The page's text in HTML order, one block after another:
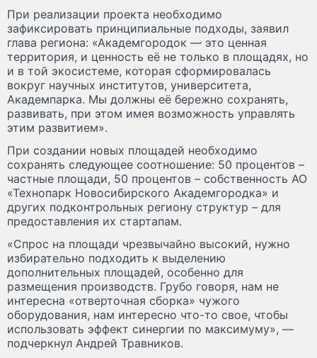
При реализации проекта необходимо
зафиксировать принципиальные подходы, заявил
глава региона: «Академгородок — это ценная
территория, и ценность её не только в площадях, но
и в той экосистеме, которая сформировалась
вокруг научных институтов, университета,
Академпарка. Мы должны её бережно сохранять,
развивать, при этом имея возможность управлять
этим развитием».
При создании новых площадей необходимо
сохранять следующее соотношение: 50 процентов –
частные площади, 50 процентов – собственность АО
«Технопарк Новосибирского Академгородка» и
других подконтрольных региону структур – для
предоставления их стартапам.
«Спрос на площади чрезвычайно высокий, нужно
избирательно подходить к выделению
дополнительных площадей, особенно для
размещения производств. Грубо говоря, нам не
интересна «отверточная сборка» чужого
оборудования, нам интересно что-то свое, чтобы
использовать эффект синергии по максимуму», —
подчеркнул Андрей Травников.